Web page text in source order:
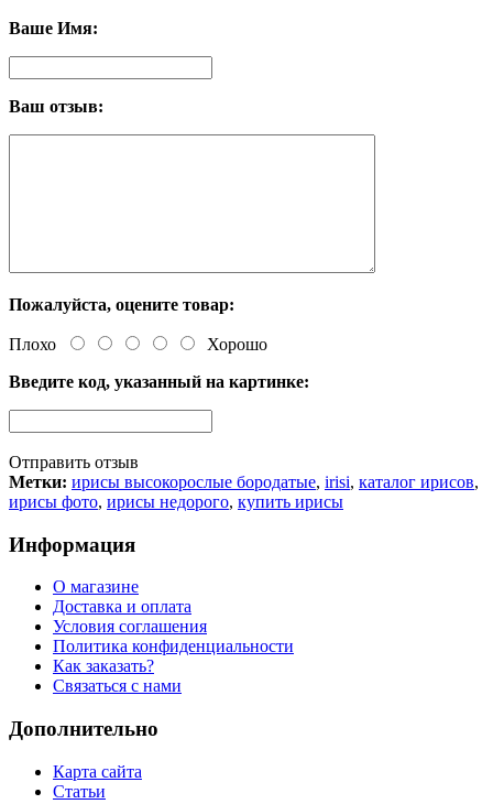
Ваше Имя:
Ваш отзыв:
Пожалуйста, оцените товар:
Плохо
Хорошо
Введите код, указанный на картинке:
Отправить отзыв
Метки: ирисы высокорослые бородатые, irisi, каталог ирисов,
ирисы фото, ирисы недорого, купить ирисы
Информация
О магазине
Доставка и оплата
Условия соглашения
Политика конфиденциальности
Как заказать?
Связаться с нами
Дополнительно
Карта сайта
Статьи